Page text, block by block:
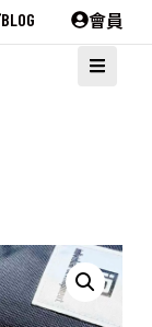
BLOG 會員